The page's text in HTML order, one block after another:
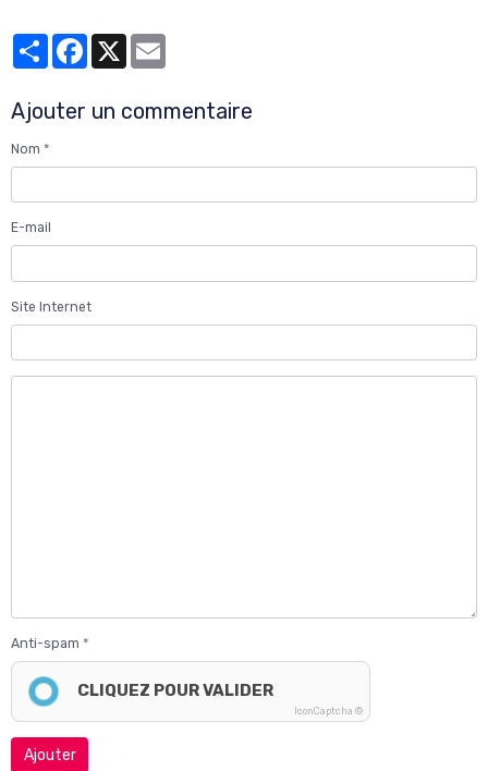
PartagerFacebook
X
Ajouter un commentaire
Nom
E-mail
Site Internet
Anti-spam
CLIQUEZ POUR VALIDER
IconCaptcha ©
Ajouter